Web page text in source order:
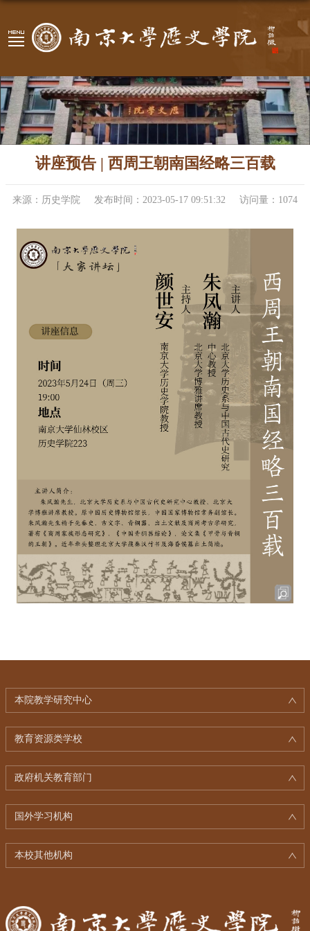
讲座预告 | 西周王朝南国经略三百载
来源：历史学院 发布时间：2023-05-17 09:51:32 访问量： 1074
本院教学研究中心
教育资源类学校
政府机关教育部门
国外学习机构
本校其他机构